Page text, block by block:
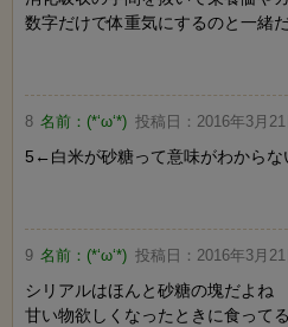
数字だけで体重気にするのと一緒だ
8 名前： (*‘ω‘*) 投稿日： 2016年3月
5←白米が砂糖って意味がわからな
9 名前： (*‘ω‘*) 投稿日： 2016年3月
シリアルはほんと砂糖の塊だよね
甘い物欲しくなったときに食って